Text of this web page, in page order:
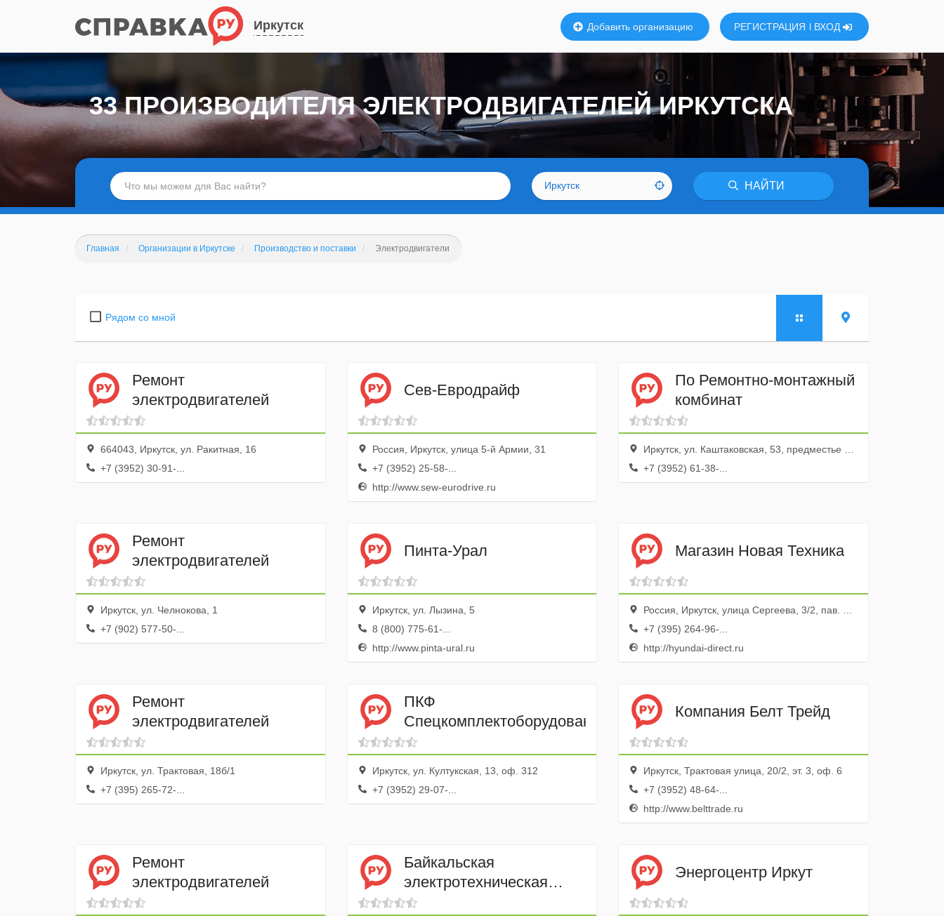
Иркутск Добавить организацию РЕГИСТРАЦИЯ ВХОД
Иркутск НАЙТИ
33 ПРОИЗВОДИТЕЛЯ ЭЛЕКТРОДВИГАТЕЛЕЙ ИРКУТСКА
Главная Организации в Иркутске Производство и поставки Электродвигатели
Рядом со мной
Ремонт
электродвигателей
664043, Иркутск, ул. Ракитная, 16
+7 (3952) 30-91-...
Сев-Евродрайф
Россия, Иркутск, улица 5-й Армии, 31
+7 (3952) 25-58-...
http://www.sew-eurodrive.ru
По Ремонтно-монтажный
комбинат
Иркутск, ул. Каштаковская, 53, предместье Рабочее
+7 (3952) 61-38-...
Ремонт
электродвигателей
Иркутск, ул. Челнокова, 1
+7 (902) 577-50-...
Пинта-Урал
Иркутск, ул. Лызина, 5
8 (800) 775-61-...
http://www.pinta-ural.ru
Магазин Новая Техника
Россия, Иркутск, улица Сергеева, 3/2, пав. 104,105
+7 (395) 264-96-...
http://hyundai-direct.ru
Ремонт
электродвигателей
Иркутск, ул. Трактовая, 18б/1
+7 (395) 265-72-...
ПКФ
Спецкомплектоборудование
Иркутск, ул. Култукская, 13, оф. 312
+7 (3952) 29-07-...
Компания Белт Трейд
Иркутск, Трактовая улица, 20/2, эт. 3, оф. 6
+7 (3952) 48-64-...
http://www.belttrade.ru
Ремонт
электродвигателей
Байкальская
электротехническая
компания
Энергоцентр Иркут